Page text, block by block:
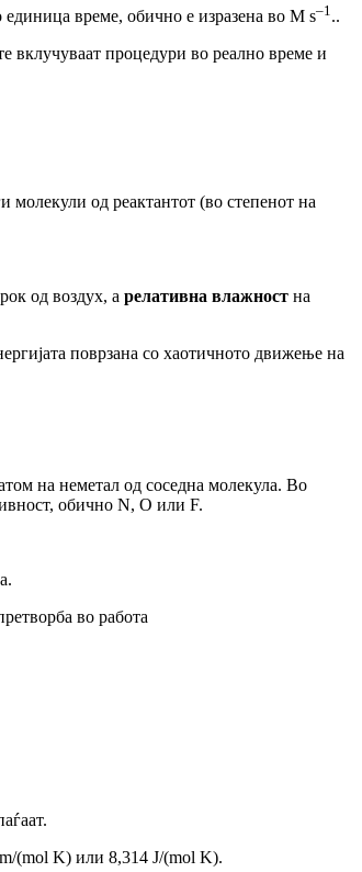
време, обично е изразена во M s–1 ..
вклучуваат процедури вo реално време и
молекули од реактантот (во степенот на
од воздух, а релативна влажност на
јата поврзана со хаотичното движење на
на неметал од соседна молекула. Во
обично N, O или F.
во работа
/(mol K) или 8,314 J/(mol K).